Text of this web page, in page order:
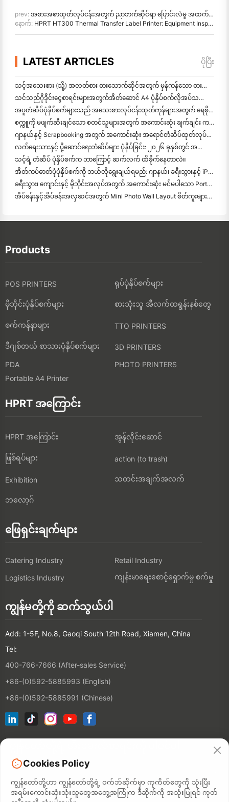
prev: အစားအစာထုတ်လုပ်ငန်းအတွက် ညာဘက်ဆိုင်ရာ ပြောင်းလဲမှု အထက်ထက် ပုံနှိပ်ချက် (TTO) ကို ရွေးချယ်ဖို့
နောက်: HPRT HT300 Thermal Transfer Label Printer: Equipment Inspection အတွက် သက်ရောက်မှု QR Code Printing
LATEST ARTICLES ပိုပြီး
သင့်အသေးစား (သို့) အလတ်စား စားသောက်ဆိုင်အတွက် မှန်ကန်သော စားသောက်ဆိုင် ဆော့ဝဲလ်ကို ဘယ်လိုရွေ
သင်သည်ဂိုဒိုင်းငွေစာရင်းများအတွက်အိတ်ဆောင် A4 ပုံနှိပ်စက်လိုအပ်သလား? တကယ်တော့ အလုပ်လုပ်တာက ဘာလဲ။
အပူတံဆိပ်ပုံနှိပ်စက်များသည် အသေးစားလုပ်ငန်းထုတ်ကုန်များအတွက် ရေစိုခံတံဆိပ်များကို ထုတ်လုပ
စက္ကူကို မဖျက်ဆီးချင်သော စတင်သူများအတွက် အကောင်းဆုံး ချက်ချင်း ကင်မရာ
ဂျာနယ်နှင့် Scrapbooking အတွက် အကောင်းဆုံး အရောင်တံဆိပ်ထုတ်လုပ်သူ: စာမျက်နှာတိုင်းတွင် အရောင်ပိုထ
လက်ရေးသားနှင့် ပို့ဆောင်ရေးတံဆိပ်များ ပုံနှိပ်ခြင်း: ၂၀၂၆ ခုနှစ်တွင် အသေးစားလုပ်ငန်းများအတွက် အကြံပေးချက်များ
သင့်ရဲ့ တံဆိပ် ပုံနှိပ်စက်က ဘာကြောင့် ဆက်လက် ထိခိုက်နေတာလဲ။
အိတ်ကပ်ဓာတ်ပုံပုံနှိပ်စက်ကို ဘယ်လိုရွေးချယ်ရမည်: ဂျာနယ်၊ ခရီးသွားနှင့် iPhone အသုံးပြုသူများအတွက် အပြည့်အဝ
ခရီးသွား၊ ကျောင်းနှင့် မိုဘိုင်းအလုပ်အတွက် အကောင်းဆုံး မင်မပါသော Portable Printer: Hanin MT620 Pro Review
အိပ်ခန်းနှင့်အိပ်ခန်းအလှဆင်အတွက် Mini Photo Wall Layout စိတ်ကူးများနှင့်အကြံပေးချက်များ
Products
POS PRINTERS ရုပ်ပုံနှိပ်စက်များ
မိုဘိုင်းပုံနှိပ်စက်များ စားသုံးသူ အီလက်ထရွန်းနစ်တွေ
စက်ကန်နာများ TTO PRINTERS
ဒီဂျစ်တယ် စာသားပုံနှိပ်စက်များ
3D PRINTERS
PDA
PHOTO PRINTERS
Portable A4 Printer
HPRT အကြောင်း
HPRT အကြောင်း အွန်လိုင်းဆောင်
ဖြစ်ရပ်များ action (to trash)
Exhibition သတင်းအချက်အလက်
ဘလော့ဂ်
ဖြေရှင်းချက်များ
Catering Industry
Retail Industry
Logistics Industry
ကျန်းမာရေးစောင့်ရှောက်မှု စက်မှု
ကျွန်မတို့ကို ဆက်သွယ်ပါ
Add: 1-5F, No.8, Gaoqi South 12th Road, Xiamen, China
Tel:
400-766-7666 (After-sales Service)
+86-(0)592-5885993 (English)
+86-(0)592-5885991 (Chinese)
မှု
Cookies Policy
ကျွန်တော်တို့ဟာ ကျွန်တော်တို့ရဲ့ ဝက်ဘ်ဆိုက်မှာ ကုကိတ်တွေကို သုံးပြီး
အရမ်းကောင်းဆုံးသုံးသူတွေအတွေ့အကြုံက ဒီဆိုက်ကို အသုံးပြုရင် ကုတ်